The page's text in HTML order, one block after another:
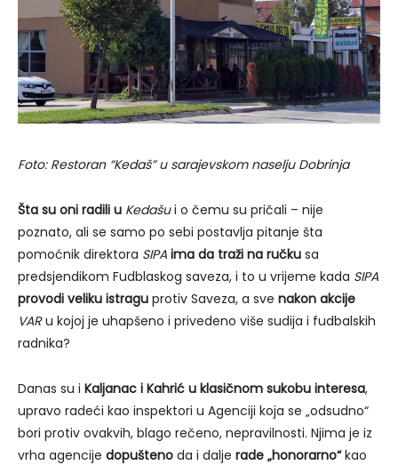
Foto: Restoran “Kedaš” u sarajevskom naselju Dobrinja
Šta su oni radili u Kedašui o čemu su pričali – nije
poznato, ali se samo po sebi postavlja pitanje šta
pomoćnik direktora SIPA ima da traži na ručku sa
predsjendikom Fudblaskog saveza, i to u vrijeme kada SIPA
provodi veliku istragu protiv Saveza, a sve nakon akcije
VARu kojoj je uhapšeno i privedeno više sudija i fudbalskih
radnika?
Danas su i Kaljanac i Kahrić u klasičnom sukobu interesa,
upravo radeći kao inspektori u Agenciji koja se „odsudno“
bori protiv ovakvih, blago rečeno, nepravilnosti. Njima je iz
vrha agencije dopušteno da i dalje rade „honorarno“kao